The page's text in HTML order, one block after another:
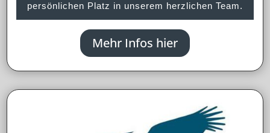
persönlichen Platz in unserem herzlichen Team.
Mehr Infos hier